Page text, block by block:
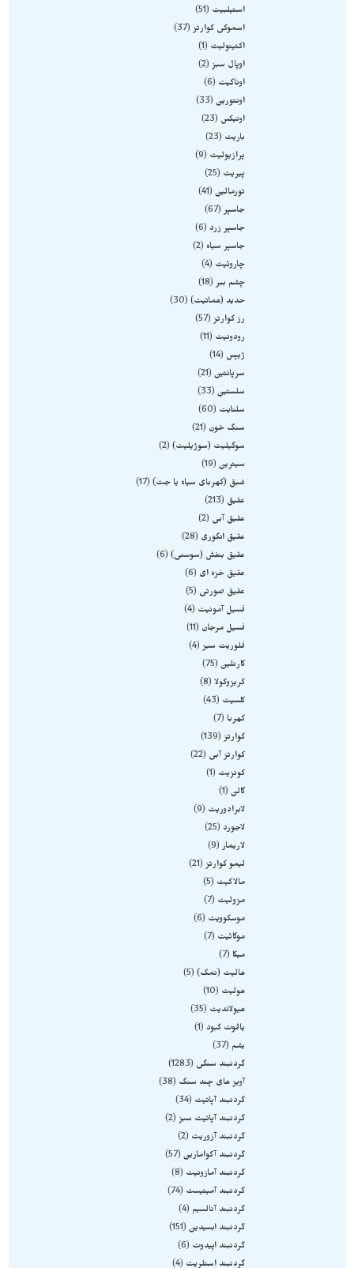
استیلبیت
51
اسموکی کوارتز 37
اکتینولیت
1
اوپال سبز 2
اوناکیت
6
اونتورین 33
اونیکس
23
باریت
23
پرازیولیت
9
پیریت
25
تورمالین 41
جاسپر 67
جاسپر زرد
6
جاسپر سیاه
2
چاروئیت
4
چشم ببر 18
حدید (هماتیت) 30
رز کوارتز 57
رودونیت
11
ژیپس
14
سرپانتین 21
سلستین 33
سلنایت
60
سنگ خون
21
سوگیلیت (سوژیلیت) 2
سیترین 19
شبق (کهربای سیاه یا جت) 17
عقیق
213
عقیق آبی
2
عقیق انگوری
28
عقیق بنفش (سوسنی) 6
عقیق خزه ای
6
عقیق صورتی
5
فسیل آمونیت
4
فسیل مرجان
11
فلوریت سبز 4
کارنلین 75
کریزوکولا
8
کلسیت
43
کهربا
7
کوارتز 139
کوارتز آبی
22
کونزیت
1
گالن 1
لابرادوریت
9
لاجورد
25
لاریمار 9
لیمو کوارتز 21
مالاکیت
5
مزولیت
7
موسکوویت
6
موکائیت
7
میکا
7
هالیت (نمک) 5
هولیت
10
هیولاندیت
35
یاقوت کبود
1
یشم
37
گردنبند سنگی
1283
آویز های چند سنگ
38
گردنبند آپاتیت
34
گردنبند آپاتیت سبز 2
گردنبند آزوریت
2
گردنبند آکوامارین 57
گردنبند آمازونیت
8
گردنبند آمیتیست
74
گردنبند آنالسیم
4
گردنبند ابسیدین 151
گردنبند اپیدوت
6
گردنبند استلریت
4